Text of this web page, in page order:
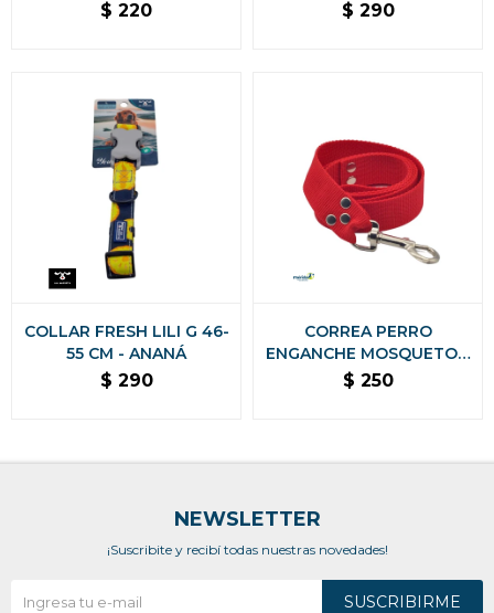
$ 220 $ 290
COLLAR FRESH LILI G 46-
55 CM - ANANÁ
$ 290
CORREA PERRO
ENGANCHE MOSQUETON
1.20 M X 3.5 CM - ROJA
$ 250
NEWSLETTER
¡Suscribite y recibí todas nuestras novedades!
SUSCRIBIRME